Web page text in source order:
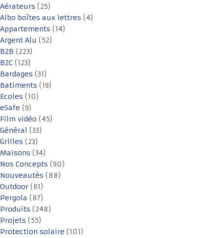
Aérateurs (25)
Albo boîtes aux lettres (4)
Appartements (14)
Argent Alu (52)
B2B (223)
B2C (123)
Bardages (31)
Batiments (19)
Ecoles (10)
eSafe (9)
Film vidéo (45)
Général (33)
Grilles (23)
Maisons (34)
Nos Concepts (90)
Nouveautés (88)
Outdoor (61)
Pergola (87)
Produits (248)
Projets (55)
Protection solaire (101)